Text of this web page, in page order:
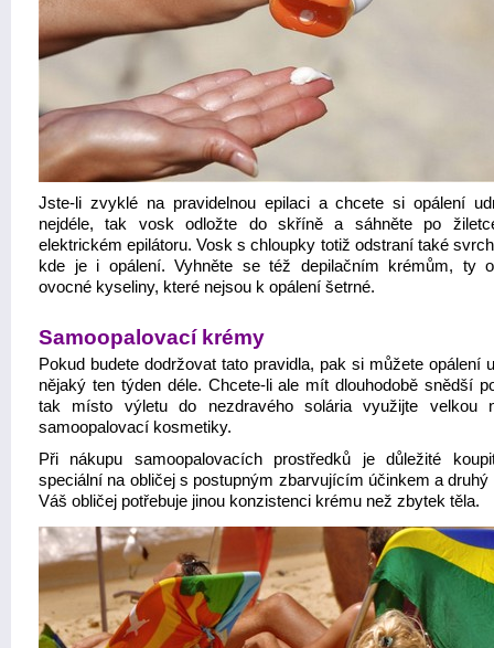
Jste-li zvyklé na pravidelnou epilaci a chcete si opálení
nejdéle, tak vosk odložte do skříně a sáhněte po
elektrickém epilátoru. Vosk s chloupky totiž odstraní také
kde je i opálení. Vyhněte se též depilačním krémům, ty
ovocné kyseliny, které nejsou k opálení šetrné.
Samoopalovací krémy
Pokud budete dodržovat tato pravidla, pak si můžete opálení
nějaký ten týden déle. Chcete-li ale mít dlouhodobě snědší
tak místo výletu do nezdravého solária využijte velkou
samoopalovací kosmetiky.
Při nákupu samoopalovacích prostředků je důležité
speciální na obličej s postupným zbarvujícím účinkem a druhý
Váš obličej potřebuje jinou konzistenci krému než zbytek těla.